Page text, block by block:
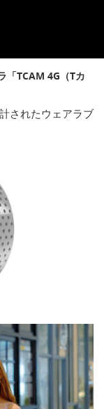
「TCAM 4G（Tカ
されたウェアラブ